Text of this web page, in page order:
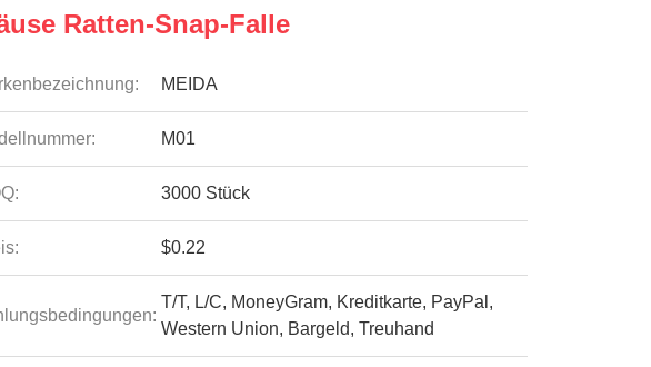
Ratten-Snap-Falle
MEIDA
M01
3000 Stück
$0.22
T/T, L/C, MoneyGram, Kreditkarte, PayPal,
Western Union, Bargeld, Treuhand